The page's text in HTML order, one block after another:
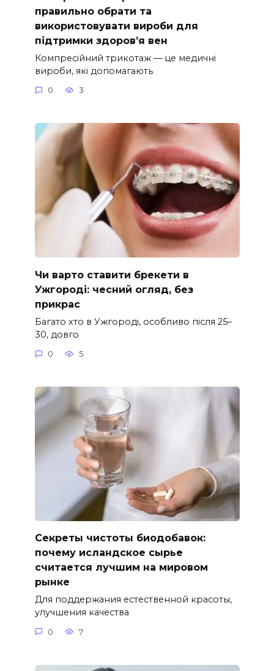
правильно обрати та
використовувати вироби для
підтримки здоров’я вен
Компресійний трикотаж — це медичні
вироби, які допомагають
0 3
Чи варто ставити брекети в
Ужгороді: чесний огляд, без
прикрас
Багато хто в Ужгороді, особливо після 25–
30, довго
0 5
Секреты чистоты биодобавок:
почему исландское сырье
считается лучшим на мировом
рынке
Для поддержания естественной красоты,
улучшения качества
0 7